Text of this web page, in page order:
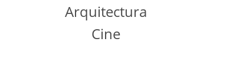
Arquitectura
Cine